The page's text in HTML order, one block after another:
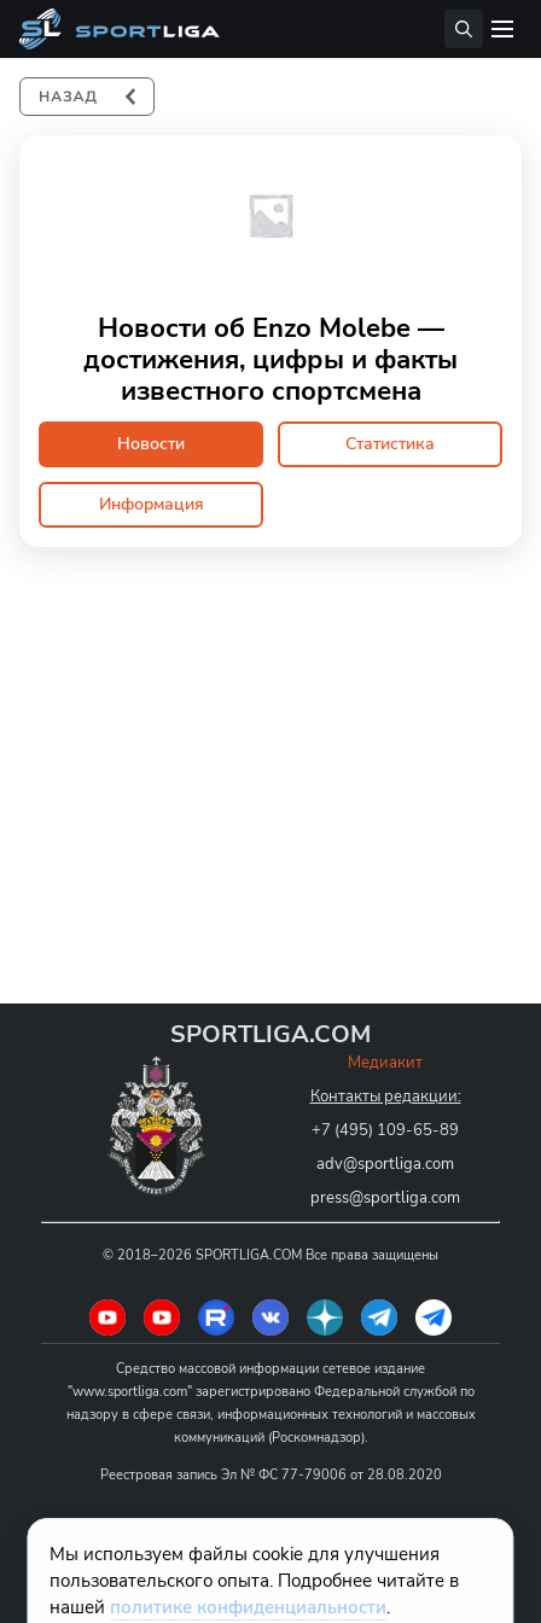
Новости об Enzo Molebe —
достижения, цифры и факты
известного спортсмена
Новости Статистика
Информация
SPORTLIGA.COM
Медиакит
Контакты редакции:
+7 (495) 109-65-89
adv@sportliga.com
press@sportliga.com
© 2018–2026 SPORTLIGA.COM Все права защищены
Средство массовой информации сетевое издание
"www.sportliga.com" зарегистрировано Федеральной службой по
надзору в сфере связи, информационных технологий и массовых
коммуникаций (Роскомнадзор).
Реестровая запись Эл № ФС 77-79006 от 28.08.2020
Название - www.sportliga.com
Учредитель СМИ сетевого издания "www.sportliga.com": ИП Чамин
О.Н.
Мы используем файлы cookie для улучшения
пользовательского опыта. Подробнее читайте в
нашей политике конфиденциальности.